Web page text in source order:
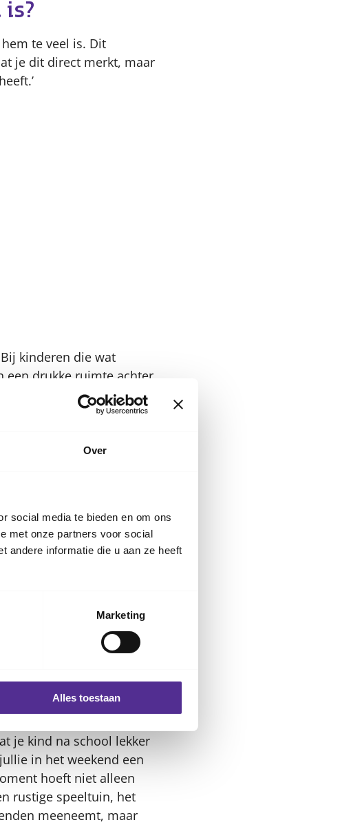
Over
social media te bieden en om ons
met onze partners voor social
andere informatie die u aan ze heeft
Marketing
Alles toestaan
te veel is. Dit
je dit direct merkt, maar
kinderen die wat
een drukke ruimte achter
als verlegen, maar dit
die extravert uiten
van de
dit ook een teken
voorkomen?
Toch is het belangrijk
dat jullie op vaste
je kind na school lekker
in het weekend een
hoeft niet alleen
rustige speeltuin, het
meeneemt, maar